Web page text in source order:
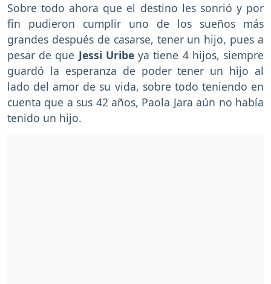
Sobre todo ahora que el destino les sonrió y por
fin pudieron cumplir uno de los sueños más
grandes después de casarse, tener un hijo, pues a
pesar de que Jessi Uribeya tiene 4 hijos, siempre
guardó la esperanza de poder tener un hijo al
lado del amor de su vida, sobre todo teniendo en
cuenta que a sus 42 años, Paola Jara aún no había
tenido un hijo.